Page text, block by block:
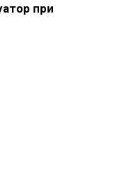
при